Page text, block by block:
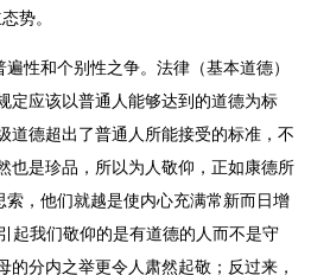
势。
性和个别性之争。法律（基本道德）
定应该以普通人能够达到的道德为标
道德超出了普通人所能接受的标准，不
也是珍品，所以为人敬仰，正如康德所
索，他们就越是使内心充满常新而日增
起我们敬仰的是有道德的人而不是守
分内之举更令人肃然起敬；反过来，